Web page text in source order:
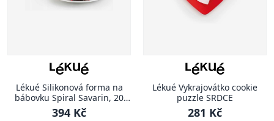
Lékué Silikonová forma na
bábovku Spiral Savarin, 20
cm, červená
394 Kč
Lékué Vykrajovátko cookie
puzzle SRDCE
281 Kč